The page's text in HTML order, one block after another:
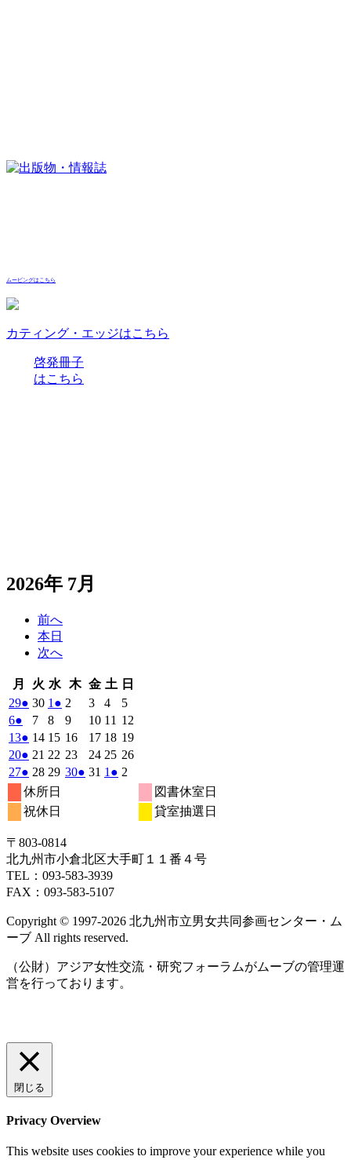
ムービングはこちら
カティング・エッジはこちら
啓発冊子
はこちら
2026年 7月
前へ
本日
次へ
月
月
曜
日
火 火
曜
日
水 水
曜
日
木木
曜
日
金金
曜
日
土 土
曜
日
日
292026
年
6
月
29
日
● (1
件
の
イ
ベ
ン
ト)
302026
年
6
月
30
日
1 2026
年
7
月
1
日
● (1
件
の
イ
ベ
2 2026
年
7
月
2
日
32026
年
7
月
3
日
42026
年
7
月
4
日
52026
年
7
月
5
日
62026
年
7
月
6
日
●
件
の
イ
ベ
ン
ト)
72026
年
7
月
7
日
82026
年
7
月
8
日
92026
年
7
月
9
102026
年
7
月
10
11 2026
年
月
11
12
年
12
132026
年
7
月
13
日
● (1
件
の
イ
ベ
ン
142026
年
7
14
日
152026
年
7
月
162026
7
月
172026
年
7
月
182026
年
月
192026
年
月
202026
年
7
月
20
● (1
件
の
イ
ベ
ト)
21 2026
年
7
月
21
22 2026
年
232026
年
242026
年
252026
年
262026
7
月
272026
年
7
月
日
● (1
件
の
イ
ベ
ン
ト)
282026
年
7
月
日
292026
日
302026
● (1
ン
ト)
31 2026
1 2026
● (1
ン
ト)
2
年
休所日
図書休室日
祝休日
貸室抽選日
〒803‐0814
北九州市小倉北区大手町１１番４号
TEL：093‐583‐3939
FAX：093‐583‐5107
Copyright © 1997‐2026 北九州市立男女共同参画センター・ム
ーブ All rights reserved.
（公財）アジア女性交流・研究フォーラムがムーブの管理運
営を行っております。
閉じる
Privacy Overview
This website uses cookies to improve your experience while you